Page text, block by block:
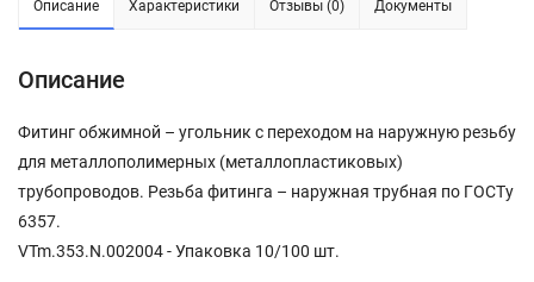
Описание Характеристики Отзывы (0) Документы
Описание
Фитинг обжимной – угольник с переходом на наружную резьбу
для металлополимерных (металлопластиковых)
трубопроводов. Резьба фитинга – наружная трубная по ГОСТу
6357.
VTm.353.N.002004 - Упаковка 10/100 шт.